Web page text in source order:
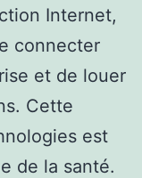
Internet,
connecter
et de louer
Cette
est
de la santé.